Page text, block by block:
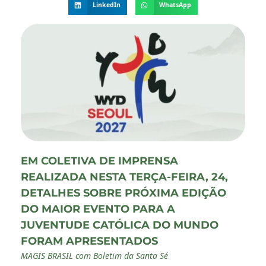
LinkedIn WhatsApp
EM COLETIVA DE IMPRENSA
REALIZADA NESTA TERÇA-FEIRA, 24,
DETALHES SOBRE PRÓXIMA EDIÇÃO
DO MAIOR EVENTO PARA A
JUVENTUDE CATÓLICA DO MUNDO
FORAM APRESENTADOS
MAGIS BRASIL com Boletim da Santa Sé